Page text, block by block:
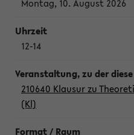
Montag, 10. August 2026
12-14
210640 Klausur zu
(Kl)